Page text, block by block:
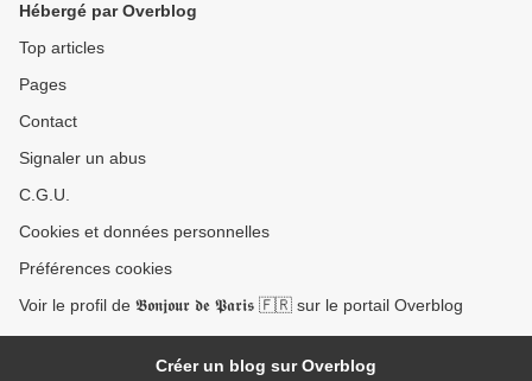
Hébergé par Overblog
Top articles
Pages
Contact
Signaler un abus
C.G.U.
Cookies et données personnelles
Préférences cookies
Voir le profil de 𝕭𝖔𝖓𝖏𝖔𝖚𝖗 𝖉𝖊 𝕻𝖆𝖗𝖎𝖘 🇫🇷 sur le portail Overblog
Créer un blog sur Overblog